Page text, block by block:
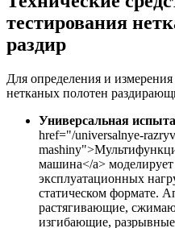
тестирования
раздир
Для определения и
нетканых полотен
Универсальная
href="/universalnye-
машина</a> моделирует
эксплуатационных
статическом формате.
растягивающие,
изгибающие,